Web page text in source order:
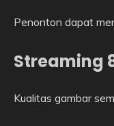
Penonton dapat
Streaming
Kualitas gambar